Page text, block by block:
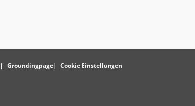
Groundingpage Cookie Einstellungen